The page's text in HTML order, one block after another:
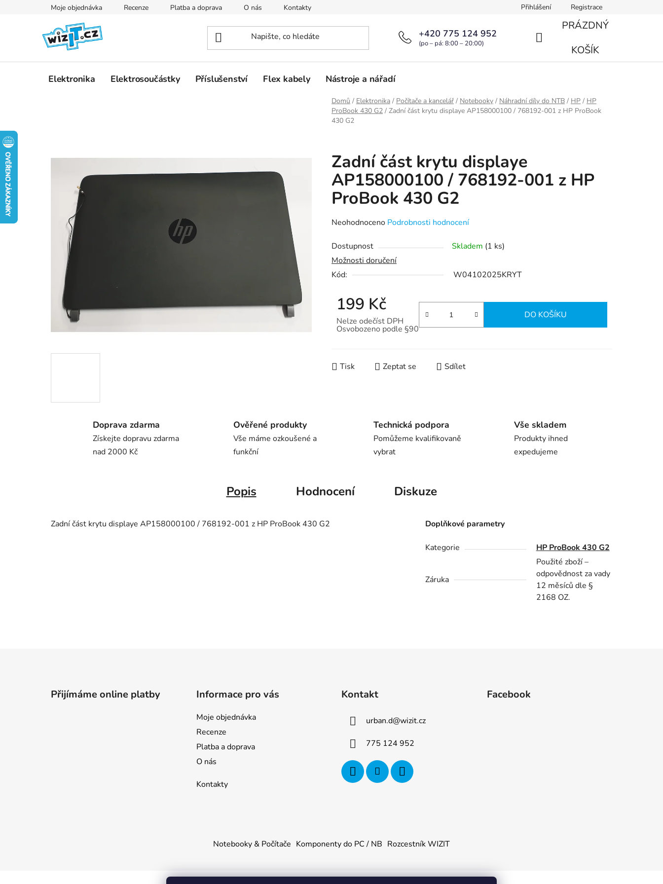
Moje objednávka Recenze Platba a doprava O nás Kontakty Přihlášení Registrace
+420 775 124 952
(po – pá: 8:00 – 20:00)
NÁKUPNÍ
PRÁZDNÝ
KOŠÍK
Elektronika Elektrosoučástky Příslušenství Flex kabely Nástroje a nářadí
Domů / Elektronika / Počítače a kancelář / Notebooky / Náhradní díly do NTB / HP / HP
ProBook 430 G2 / Zadní část krytu displaye AP158000100 / 768192-001 z HP ProBook
430 G2
Zadní část krytu displaye
AP158000100 / 768192-001 z HP
ProBook 430 G2
Průměrné
produktu
je
0,0
hvězdiček.
Neohodnoceno Podrobnosti hodnocení
Dostupnost Skladem (1 ks)
Možnosti doručení
Kód:
W04102025KRYT
199 Kč
Nelze odečíst DPH
Osvobozeno podle §90
DO KOŠÍKU
Tisk Zeptat se Sdílet
Doprava zdarma
Získejte dopravu zdarma
nad 2000 Kč
Ověřené produkty
Vše máme ozkoušené a
funkční
Technická podpora
Pomůžeme kvalifikovaně
vybrat
Vše skladem
Produkty ihned
expedujeme
Popis Hodnocení Diskuze
Zadní část krytu displaye AP158000100 / 768192-001 z HP ProBook 430 G2 Doplňkové parametry
Kategorie HP ProBook 430 G2
Záruka
Použité zboží –
odpovědnost za vady
12 měsíců dle §
2168 OZ.
Přijímáme online platby Informace pro vás
Moje objednávka
Recenze
Platba a doprava
O nás
Kontakty
Kontakt
urban.d@wizit.cz
775 124 952
Facebook
Notebooky & Počítače Komponenty do PC / NB Rozcestník WIZIT